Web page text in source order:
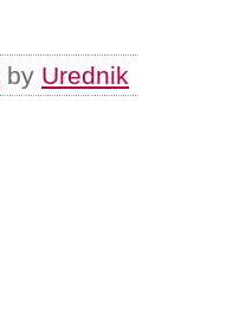
by Urednik